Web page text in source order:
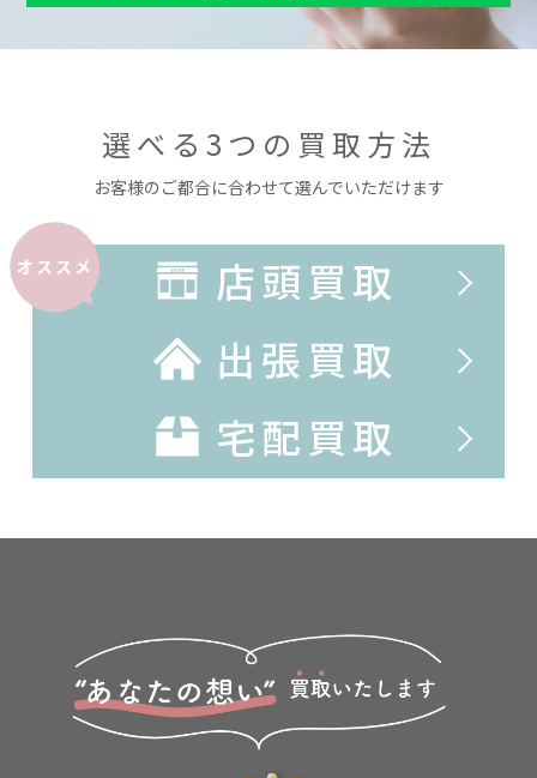
選べる3つの買取方法
お客様のご都合に合わせて選んでいただけます
オススメ
店頭買取
出張買取
宅配買取